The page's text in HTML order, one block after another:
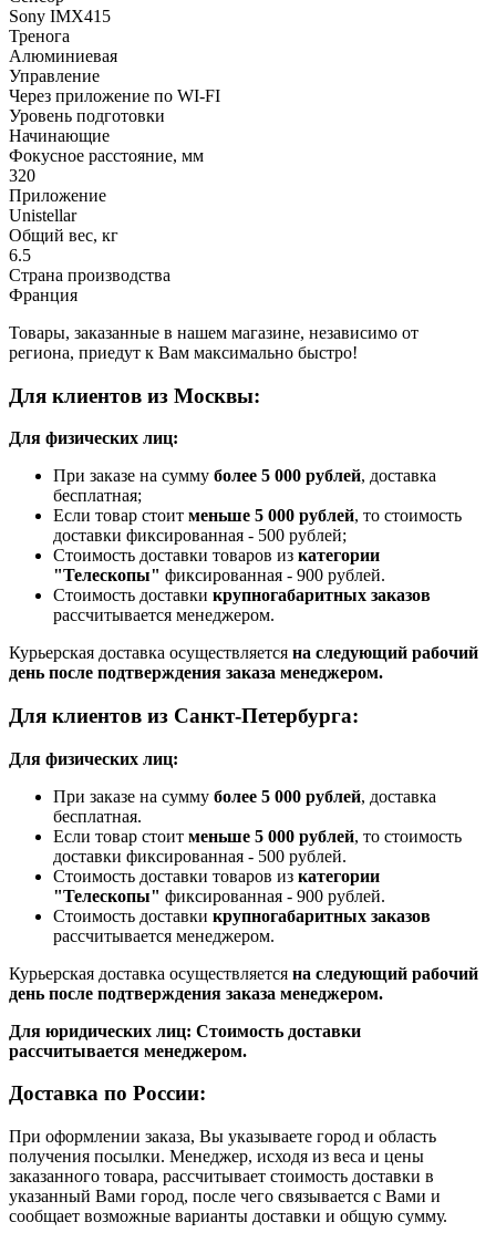
Sony IMX415
Тренога
Алюминиевая
Управление
Через приложение по WI-FI
Уровень подготовки
Начинающие
Фокусное расстояние, мм
320
Приложение
Unistellar
Общий вес, кг
6.5
Страна производства
Франция
Товары, заказанные в нашем магазине, независимо от
региона, приедут к Вам максимально быстро!
Для клиентов из Москвы:
Для физических лиц:
При заказе на сумму более 5 000 рублей, доставка
бесплатная;
Если товар стоит меньше 5 000 рублей, то стоимость
доставки фиксированная - 500 рублей;
Стоимость доставки товаров из категории
"Телескопы" фиксированная - 900 рублей.
Стоимость доставки крупногабаритных заказов
рассчитывается менеджером.
Курьерская доставка осуществляется на следующий рабочий
день после подтверждения заказа менеджером.
Для клиентов из Санкт-Петербурга:
Для физических лиц:
При заказе на сумму более 5 000 рублей, доставка
бесплатная.
Если товар стоит меньше 5 000 рублей, то стоимость
доставки фиксированная - 500 рублей.
Стоимость доставки товаров из категории
"Телескопы" фиксированная - 900 рублей.
Стоимость доставки крупногабаритных заказов
рассчитывается менеджером.
Курьерская доставка осуществляется на следующий рабочий
день после подтверждения заказа менеджером.
Для юридических лиц: Стоимость доставки
рассчитывается менеджером.
Доставка по России:
При оформлении заказа, Вы указываете город и область
получения посылки. Менеджер, исходя из веса и цены
заказанного товара, рассчитывает стоимость доставки в
указанный Вами город, после чего связывается с Вами и
сообщает возможные варианты доставки и общую сумму.